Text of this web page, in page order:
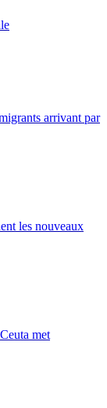
arrivant par
les nouveaux
met